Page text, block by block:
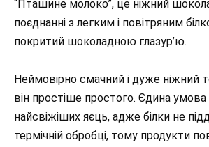
“Пташине молоко”, це ніжний
поєднанні з легким і повітряним
покритий шоколадною глазур’ю.
Неймовірно смачний і дуже ніжний
він простіше простого. Єдина умова
найсвіжіших яєць, адже білки не
термічній обробці, тому продукти